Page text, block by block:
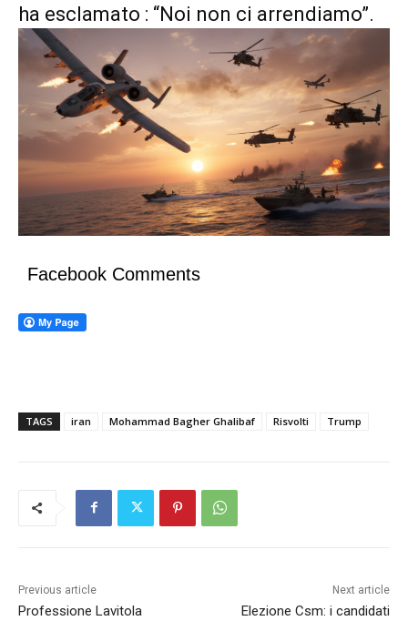
ha esclamato : “Noi non ci arrendiamo”.
Facebook Comments
TAGS iran Mohammad Bagher Ghalibaf Risvolti Trump
Previous article
Professione Lavitola
Next article
Elezione Csm: i candidati